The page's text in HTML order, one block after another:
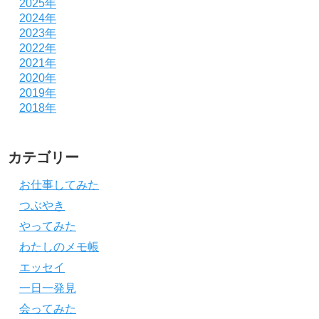
2025年
2024年
2023年
2022年
2021年
2020年
2019年
2018年
カテゴリー
お仕事してみた
つぶやき
やってみた
わたしのメモ帳
エッセイ
一日一発見
会ってみた